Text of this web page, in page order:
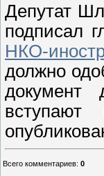
Депутат
подписал
НКО-
должно
документ
Всего комментариев: 0